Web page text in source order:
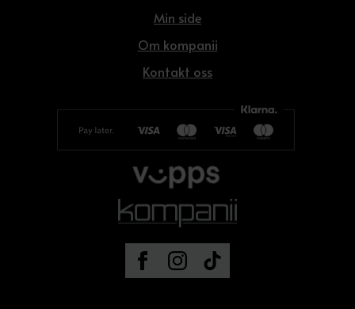
Min side
Om kompanii
Kontakt oss